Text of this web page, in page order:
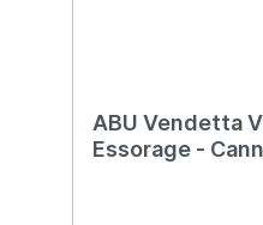
ABU Vendetta
Essorage -